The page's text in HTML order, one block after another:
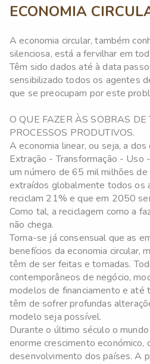
ECONOMIA
A economia circular, também
silenciosa, está a fervilhar em
Têm sido dados até à data
sensibilizado todos os agentes
que se preocupam por este
O QUE FAZER ÀS SOBRAS DE
PROCESSOS PRODUTIVOS.
A economia linear, ou seja, a dos
Extração - Transformação - Uso
um número de 65 mil milhões
extraídos globalmente todos os
reciclam 21% e que em 2050
Como tal, a reciclagem como a
não chega.
Torna-se já consensual que as
benefícios da economia circular,
têm de ser feitas e tomadas.
contemporâneos de negócio,
modelos de financiamento e até
têm de sofrer profundas
modelo seja possível.
Durante o último século o
enorme crescimento económico,
desenvolvimento dos países. A